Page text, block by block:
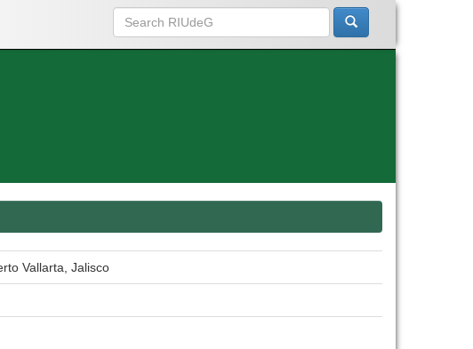
Vallarta, Jalisco